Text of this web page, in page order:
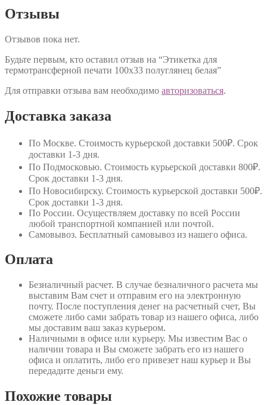
Отзывы
Отзывов пока нет.
Будьте первым, кто оставил отзыв на “Этикетка для
термотрансферной печати 100х33 полуглянец белая”
Для отправки отзыва вам необходимо авторизоваться.
Доставка заказа
По Москве. Стоимость курьерской доставки 500₽. Срок
доставки 1-3 дня.
По Подмосковью. Стоимость курьерской доставки 800₽.
Срок доставки 1-3 дня.
По Новосибирску. Стоимость курьерской доставки 500₽.
Срок доставки 1-3 дня.
По России. Осуществляем доставку по всей России
любой транспортной компанией или почтой.
Самовывоз. Бесплатный самовывоз из нашего офиса.
Оплата
Безналичный расчет. В случае безналичного расчета мы
выставим Вам счет и отправим его на электронную
почту. После поступления денег на расчетный счет, Вы
сможете либо сами забрать товар из нашего офиса, либо
мы доставим ваш заказ курьером.
Наличными в офисе или курьеру. Мы известим Вас о
наличии товара и Вы сможете забрать его из нашего
офиса и оплатить, либо его привезет наш курьер и Вы
передадите деньги ему.
Похожие товары